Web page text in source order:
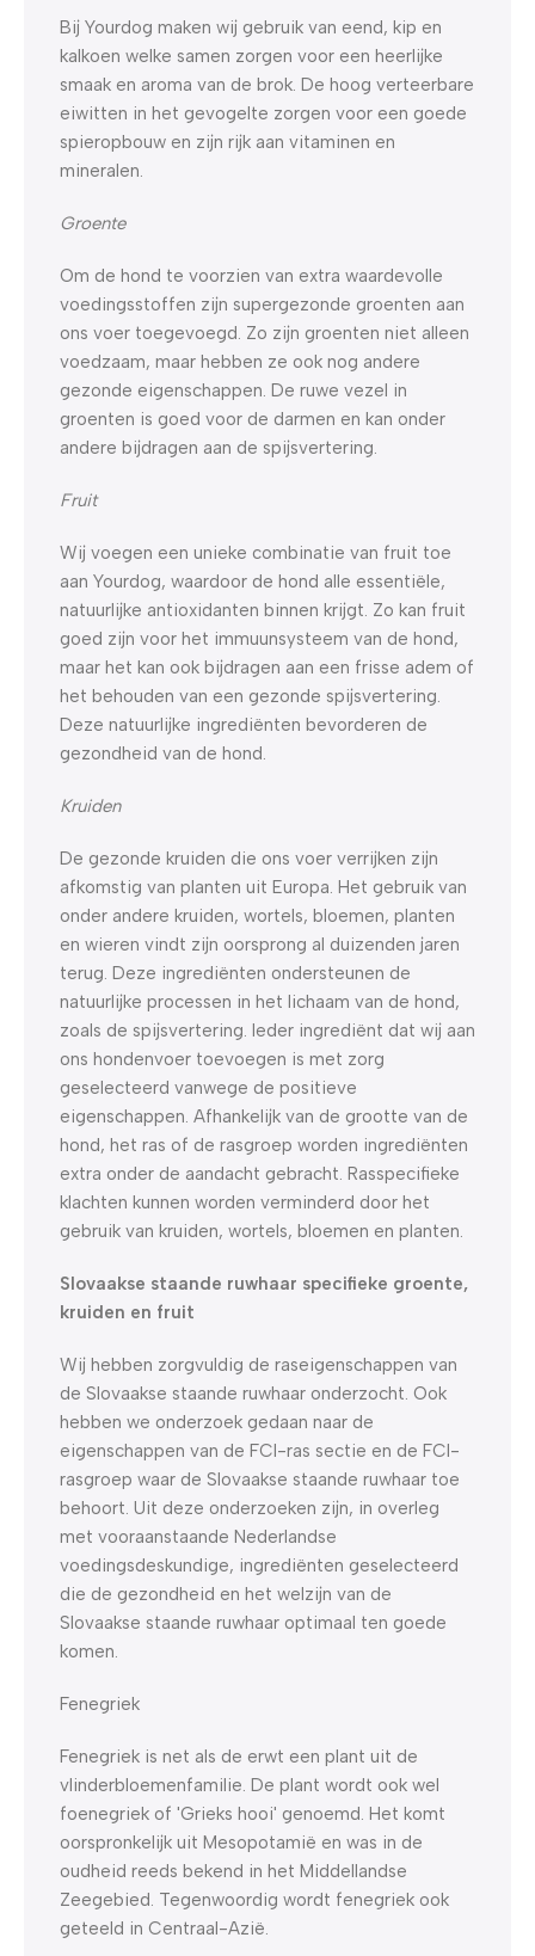
Bij Yourdog maken wij gebruik van eend, kip en
kalkoen welke samen zorgen voor een heerlijke
smaak en aroma van de brok. De hoog verteerbare
eiwitten in het gevogelte zorgen voor een goede
spieropbouw en zijn rijk aan vitaminen en
mineralen.
Groente
Om de hond te voorzien van extra waardevolle
voedingsstoffen zijn supergezonde groenten aan
ons voer toegevoegd. Zo zijn groenten niet alleen
voedzaam, maar hebben ze ook nog andere
gezonde eigenschappen. De ruwe vezel in
groenten is goed voor de darmen en kan onder
andere bijdragen aan de spijsvertering.
Fruit
Wij voegen een unieke combinatie van fruit toe
aan Yourdog, waardoor de hond alle essentiële,
natuurlijke antioxidanten binnen krijgt. Zo kan fruit
goed zijn voor het immuunsysteem van de hond,
maar het kan ook bijdragen aan een frisse adem of
het behouden van een gezonde spijsvertering.
Deze natuurlijke ingrediënten bevorderen de
gezondheid van de hond.
Kruiden
De gezonde kruiden die ons voer verrijken zijn
afkomstig van planten uit Europa. Het gebruik van
onder andere kruiden, wortels, bloemen, planten
en wieren vindt zijn oorsprong al duizenden jaren
terug. Deze ingrediënten ondersteunen de
natuurlijke processen in het lichaam van de hond,
zoals de spijsvertering. Ieder ingrediënt dat wij aan
ons hondenvoer toevoegen is met zorg
geselecteerd vanwege de positieve
eigenschappen. Afhankelijk van de grootte van de
hond, het ras of de rasgroep worden ingrediënten
extra onder de aandacht gebracht. Rasspecifieke
klachten kunnen worden verminderd door het
gebruik van kruiden, wortels, bloemen en planten.
Slovaakse staande ruwhaar specifieke groente,
kruiden en fruit
Wij hebben zorgvuldig de raseigenschappen van
de Slovaakse staande ruwhaar onderzocht. Ook
hebben we onderzoek gedaan naar de
eigenschappen van de FCI-ras sectie en de FCI-
rasgroep waar de Slovaakse staande ruwhaar toe
behoort. Uit deze onderzoeken zijn, in overleg
met vooraanstaande Nederlandse
voedingsdeskundige, ingrediënten geselecteerd
die de gezondheid en het welzijn van de
Slovaakse staande ruwhaar optimaal ten goede
komen.
Fenegriek
Fenegriek is net als de erwt een plant uit de
vlinderbloemenfamilie. De plant wordt ook wel
foenegriek of 'Grieks hooi' genoemd. Het komt
oorspronkelijk uit Mesopotamië en was in de
oudheid reeds bekend in het Middellandse
Zeegebied. Tegenwoordig wordt fenegriek ook
geteeld in Centraal-Azië.